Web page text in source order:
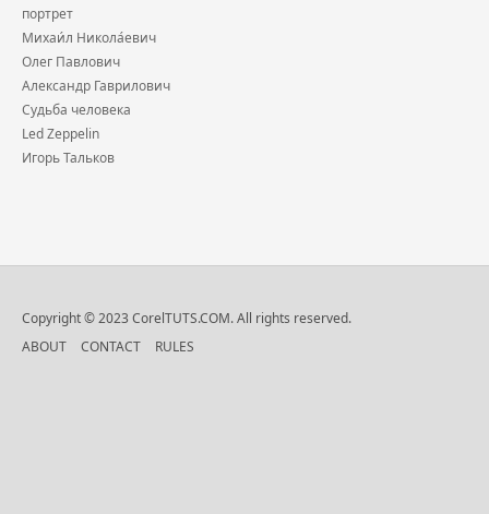
портрет
Михаи́л Никола́евич
Олег Павлович
Александр Гаврилович
Судьба человека
Led Zeppelin
Игорь Тальков
Copyright © 2023 CorelTUTS.COM. All rights reserved.
ABOUT
CONTACT RULES